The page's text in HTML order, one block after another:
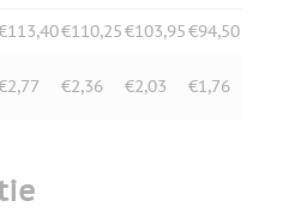
€110,25€103,95€94,50
€2,36 €2,03 €1,76